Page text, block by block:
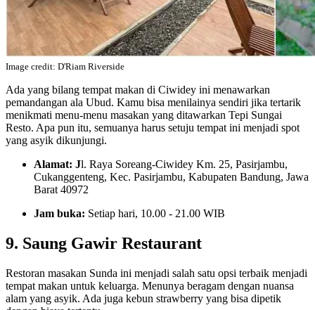
Image credit: D'Riam Riverside
Ada yang bilang tempat makan di Ciwidey ini menawarkan
pemandangan ala Ubud. Kamu bisa menilainya sendiri jika tertarik
menikmati menu-menu masakan yang ditawarkan Tepi Sungai
Resto. Apa pun itu, semuanya harus setuju tempat ini menjadi spot
yang asyik dikunjungi.
Alamat: Jl. Raya Soreang-Ciwidey Km. 25, Pasirjambu,
Cukanggenteng, Kec. Pasirjambu, Kabupaten Bandung, Jawa
Barat 40972
Jam buka: Setiap hari, 10.00 - 21.00 WIB
9. Saung Gawir Restaurant
Restoran masakan Sunda ini menjadi salah satu opsi terbaik menjadi
tempat makan untuk keluarga. Menunya beragam dengan nuansa
alam yang asyik. Ada juga kebun strawberry yang bisa dipetik